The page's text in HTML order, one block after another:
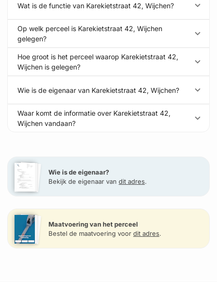
Wat is de functie van Karekietstraat 42, Wijchen?
Op welk perceel is Karekietstraat 42, Wijchen
gelegen?
Hoe groot is het perceel waarop Karekietstraat 42,
Wijchen is gelegen?
Wie is de eigenaar van Karekietstraat 42, Wijchen?
Waar komt de informatie over Karekietstraat 42,
Wijchen vandaan?
Wie is de eigenaar?
Bekijk de eigenaar van dit adres.
Maatvoering van het perceel
Bestel de maatvoering voor dit adres.